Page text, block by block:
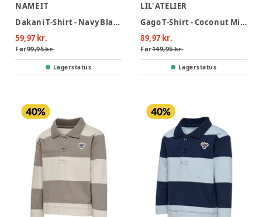
NAME IT
Dakani T-Shirt - Navy Blazer
59,97 kr.
Før99,95 kr.
Lagerstatus
LIL' ATELIER
Gago T-Shirt - Coconut Milk
89,97 kr.
Før149,95 kr.
Lagerstatus